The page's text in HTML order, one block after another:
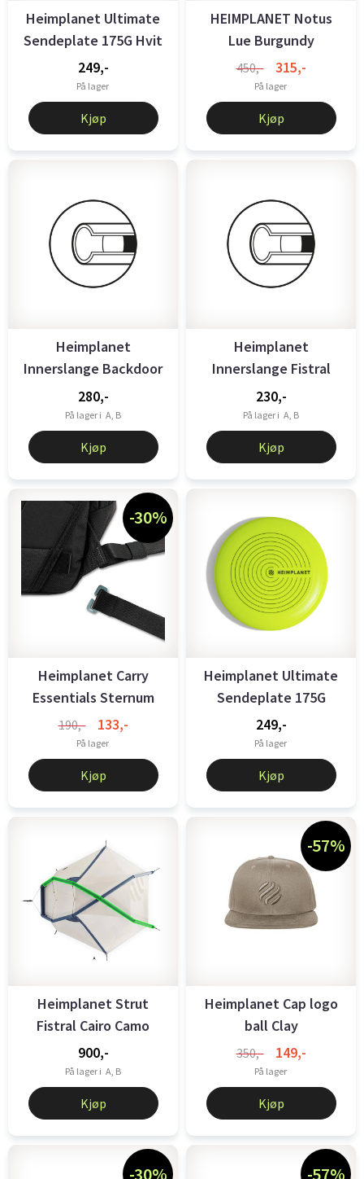
Heimplanet Ultimate
Sendeplate 175G Hvit
249,-
På lager
Kjøp
HEIMPLANET Notus
Lue Burgundy
450,- 315,-
På lager
Kjøp
Heimplanet
Innerslange Backdoor
280,-
På lager i A, B
Kjøp
Heimplanet
Innerslange Fistral
230,-
På lager i A, B
Kjøp
-30%
Heimplanet Carry
Essentials Sternum
Strap & Hip ...
190,- 133,-
På lager
Kjøp
Heimplanet Ultimate
Sendeplate 175G
Neon Gul
249,-
På lager
Kjøp
Heimplanet Strut
Fistral Cairo Camo
Dark Grey
900,-
På lager i A, B
Kjøp
-57%
Heimplanet Cap logo
ball Clay
350,- 149,-
På lager
Kjøp
-30% -57%